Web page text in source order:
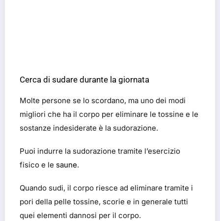
Cerca di sudare durante la giornata
Molte persone se lo scordano, ma uno dei modi
migliori che ha il corpo per eliminare le tossine e le
sostanze indesiderate è la sudorazione.
Puoi indurre la sudorazione tramite l’esercizio
fisico e le saune.
Quando sudi, il corpo riesce ad eliminare tramite i
pori della pelle tossine, scorie e in generale tutti
quei elementi dannosi per il corpo.